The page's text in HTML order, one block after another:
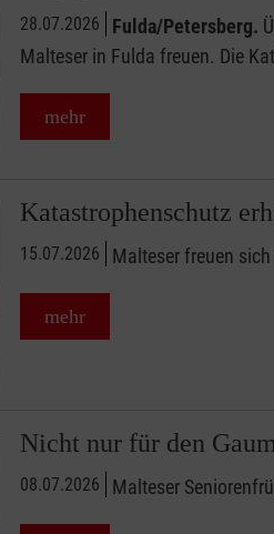
28.07.2026 Fulda/Petersberg.
Malteser in Fulda freuen. Die
mehr
Katastrophenschutz
15.07.2026 Malteser freuen
mehr
Nicht nur für den
08.07.2026 Malteser